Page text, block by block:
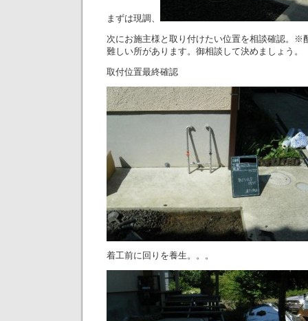
まずは現調、
次にお施主様と取り付けたい位置を相談確認。※
難しい所があります。御相談して決めましょう。
取付位置最終確認
着工前に回りを養生。。。